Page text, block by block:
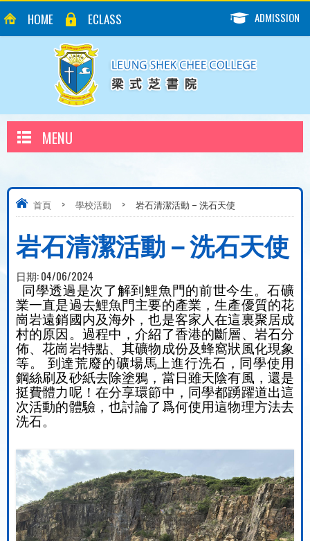
HOME ECLASS ADMISSION
MENU
首頁 > 學校活動 > 岩石清潔活動 – 洗石天使
岩石清潔活動 – 洗石天使
日期:04/06/2024
同學透過是次了解到鯉魚門的前世今生。石礦
業一直是過去鯉魚門主要的產業，生產優質的花
崗岩遠銷國内及海外，也是客家人在這裏聚居成
村的原因。過程中，介紹了香港的斷層、岩石分
佈、花崗岩特點、其礦物成份及蜂窩狀風化現象
等。 到達荒廢的礦場馬上進行洗石，同學使用
鋼絲刷及砂紙去除塗鴉，當日雖天陰有風，還是
挺費體力呢！在分享環節中，同學都踴躍道出這
次活動的體驗，也討論了爲何使用這物理方法去
洗石。